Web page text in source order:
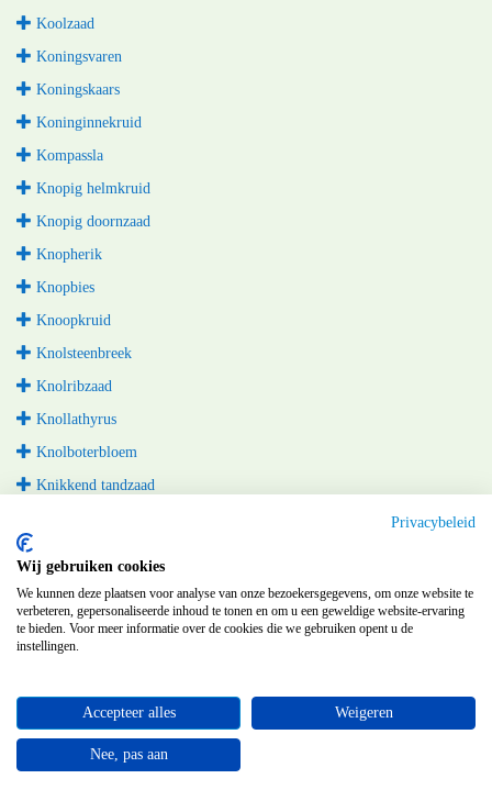
Koolzaad
Koningsvaren
Koningskaars
Koninginnekruid
Kompassla
Knopig helmkruid
Knopig doornzaad
Knopherik
Knopbies
Knoopkruid
Knolsteenbreek
Knolribzaad
Knollathyrus
Knolboterbloem
Knikkend tandzaad
Kluwenzuring
Kluwenklokje
Kluwenhoornbloem
Klimopklokje
Klimopereprijs
Privacybeleid
Wij gebruiken cookies
We kunnen deze plaatsen voor analyse van onze bezoekersgegevens, om onze website te
verbeteren, gepersonaliseerde inhoud te tonen en om u een geweldige website-ervaring
te bieden. Voor meer informatie over de cookies die we gebruiken opent u de
instellingen.
Accepteer alles Weigeren
Nee, pas aan